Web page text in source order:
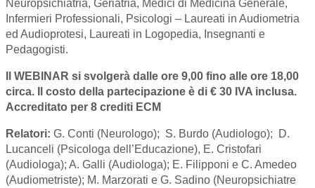
Neuropsichiatria, Geriatria, Medici di Medicina Generale,
Infermieri Professionali, Psicologi – Laureati in Audiometria
ed Audioprotesi, Laureati in Logopedia, Insegnanti e
Pedagogisti.
Il WEBINAR si svolgerà dalle ore 9,00 fino alle ore 18,00
circa. Il costo della partecipazione è di € 30 IVA inclusa.
Accreditato per 8 crediti ECM
Relatori: G. Conti (Neurologo); S. Burdo (Audiologo); D.
Lucanceli (Psicologa dell’Educazione), E. Cristofari
(Audiologa); A. Galli (Audiologa); E. Filipponi e C. Amedeo
(Audiometriste); M. Marzorati e G. Sadino (Neuropsichiatre